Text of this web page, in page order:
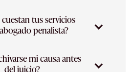
sede los Juzgados de
Juzgados de lo Penal y la
menos graves se celebran
tus servicios
penalista?
dependen de la fase del
la complejidad del asunto y
mi causa antes
del juicio?